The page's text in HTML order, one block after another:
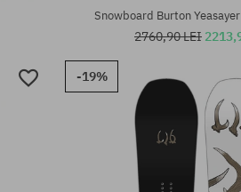
Snowboard Burton
2760,90 LEI
-19%